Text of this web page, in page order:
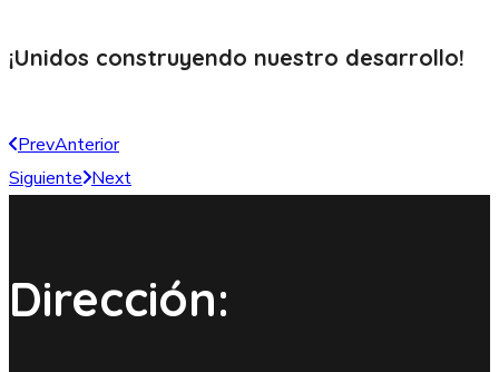
¡Unidos construyendo nuestro desarrollo!
PrevAnterior
Siguiente Next
Dirección: